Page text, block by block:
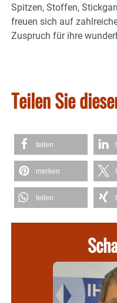
Spitzen, Stoffen,
freuen sich auf
Zuspruch für ihre
Teilen Sie
teilen
merken
teilen